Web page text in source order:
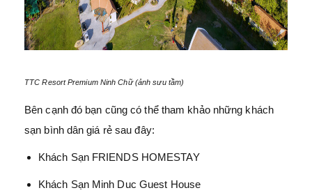
TTC Resort Premium Ninh Chữ (ảnh sưu tầm)
Bên cạnh đó bạn cũng có thể tham khảo những khách
sạn bình dân giá rẻ sau đây:
Khách Sạn FRIENDS HOMESTAY
Khách Sạn Minh Duc Guest House